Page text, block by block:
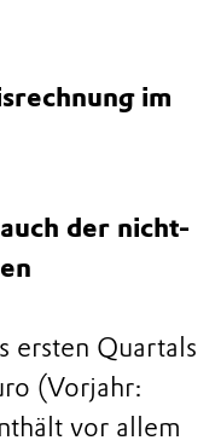
im
der nicht-
ersten Quartals
(Vorjahr:
vor allem